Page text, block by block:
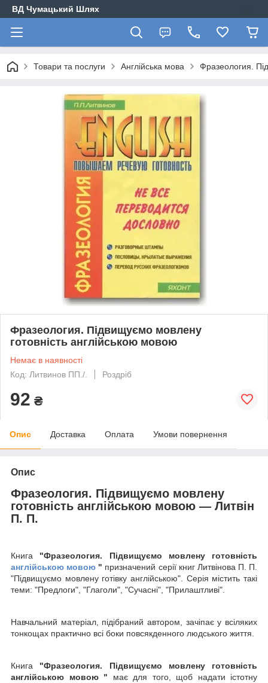
ВД Чумацький Шлях
Товари та послуги Англійська мова Фразеология.
Фразеология. Підвищуємо мовлену
готовність англійською мовою
Немає в наявності
Код: Литвинов ПП./.
Роздріб
92 ₴
Опис Доставка Оплата Умови повернення
Опис
Фразеология. Підвищуємо мовлену
готовність англійською мовою — Литвін
П. П.
Книга "Фразеология. Підвищуємо мовлену готовність
англійською мовою " призначений серії книг Литвінова П. П.
"Підвищуємо мовлену готівку англійською". Серія містить такі
теми: "Предлоги", "Глаголи", "Сучасні", "Прилаштливі".
Навчальний матеріал, підібраний автором, зачіпає у всіляких
тонкощах практично всі боки повсякденного людського життя.
Книга "Фразеология. Підвищуємо мовлену готовність
англійською мовою " має для того, щоб надати істотну